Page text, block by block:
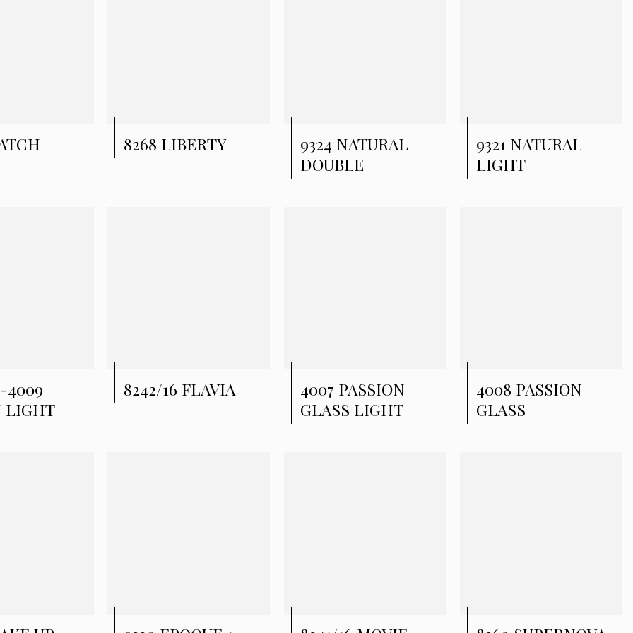
8268 LIBERTY
9324 NATURAL
DOUBLE
9321 NATURAL
LIGHT
4009
LIGHT
8242/16 FLAVIA
4007 PASSION
GLASS LIGHT
4008 PASSION
GLASS